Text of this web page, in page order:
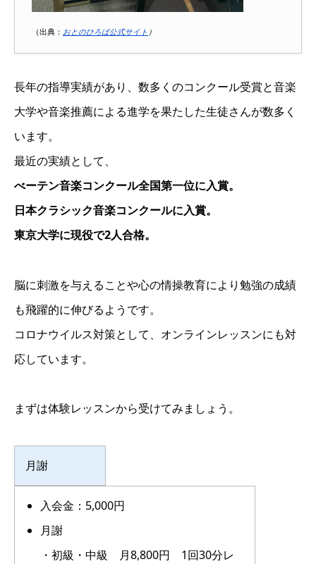
（出典： おとのひろば公式サイト ）
長年の指導実績があり、数多くのコンクール受賞と音楽
大学や音楽推薦による進学を果たした生徒さんが数多く
います。
最近の実績として、
べーテン音楽コンクール全国第一位に入賞。
日本クラシック音楽コンクールに入賞。
東京大学に現役で2人合格。
脳に刺激を与えることや心の情操教育により勉強の成績
も飛躍的に伸びるようです。
コロナウイルス対策として、オンラインレッスンにも対
応しています。
まずは体験レッスンから受けてみましょう。
月謝
入会金：5,000円
月謝
・初級・中級 月8,800円 1回30分レ